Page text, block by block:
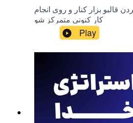
قالبو بزار کنار و روی انجام
کار کنونی متمرکز شو
Play